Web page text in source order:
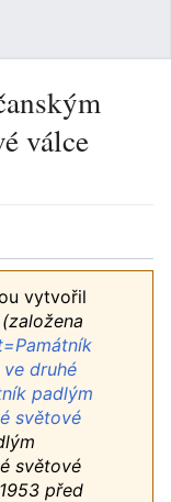
válce
vytvořil
(založena
druhé
padlým
světové
světové
před